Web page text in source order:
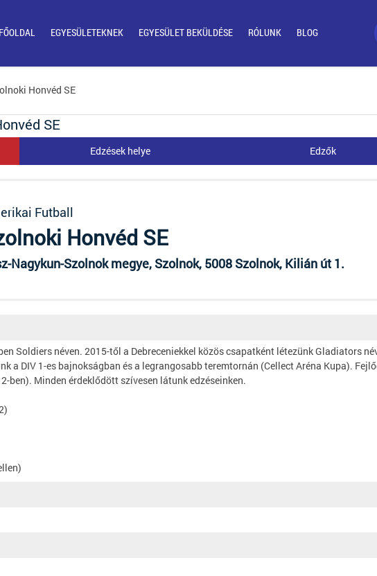
FŐOLDAL EGYESÜLETEKNEK EGYESÜLET BEKÜLDÉSE RÓLUNK BLOG
Honvéd SE
SE
Edzések helye Edzők
Futball
Honvéd SE
Nagykun-Szolnok megye, Szolnok, 5008 Szolnok, Kilián út 1.
Soldiers néven. 2015-től a Debreceniekkel közös csapatként létezünk Gladiators
a DIV 1-es bajnokságban és a legrangosabb teremtornán (Cellect Aréna Kupa).
ben). Minden érdeklődött szívesen látunk edzéseinken.